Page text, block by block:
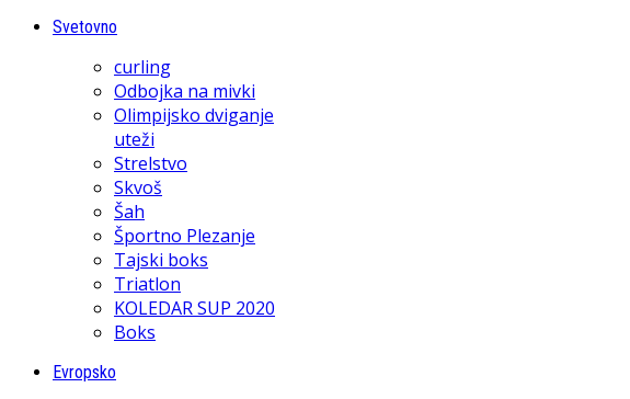
Svetovno
curling
Odbojka na mivki
Olimpijsko dviganje
uteži
Strelstvo
Skvoš
Šah
Športno Plezanje
Tajski boks
Triatlon
KOLEDAR SUP 2020
Boks
Evropsko